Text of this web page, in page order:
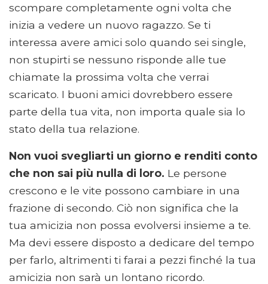
scompare completamente ogni volta che
inizia a vedere un nuovo ragazzo. Se ti
interessa avere amici solo quando sei single,
non stupirti se nessuno risponde alle tue
chiamate la prossima volta che verrai
scaricato. I buoni amici dovrebbero essere
parte della tua vita, non importa quale sia lo
stato della tua relazione.
Non vuoi svegliarti un giorno e renditi conto
che non sai più nulla di loro. Le persone
crescono e le vite possono cambiare in una
frazione di secondo. Ciò non significa che la
tua amicizia non possa evolversi insieme a te.
Ma devi essere disposto a dedicare del tempo
per farlo, altrimenti ti farai a pezzi finché la tua
amicizia non sarà un lontano ricordo.